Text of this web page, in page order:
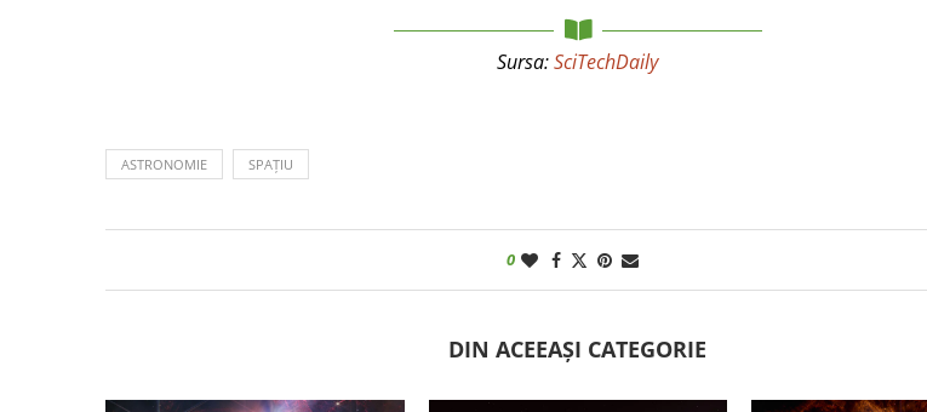
Sursa:SciTechDaily
ASTRONOMIE SPAȚIU
0
DIN ACEEAȘI CATEGORIE